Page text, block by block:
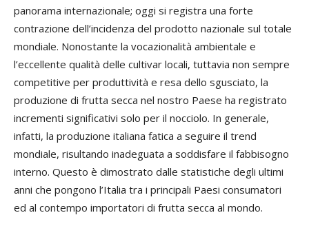
panorama internazionale; oggi si registra una forte
contrazione dell’incidenza del prodotto nazionale sul totale
mondiale. Nonostante la vocazionalità ambientale e
l’eccellente qualità delle cultivar locali, tuttavia non sempre
competitive per produttività e resa dello sgusciato, la
produzione di frutta secca nel nostro Paese ha registrato
incrementi significativi solo per il nocciolo. In generale,
infatti, la produzione italiana fatica a seguire il trend
mondiale, risultando inadeguata a soddisfare il fabbisogno
interno. Questo è dimostrato dalle statistiche degli ultimi
anni che pongono l’Italia tra i principali Paesi consumatori
ed al contempo importatori di frutta secca al mondo.